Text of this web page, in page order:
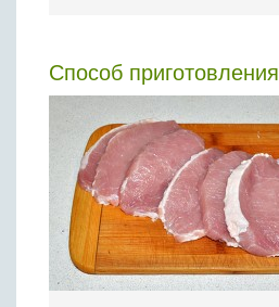
Способ приготовления